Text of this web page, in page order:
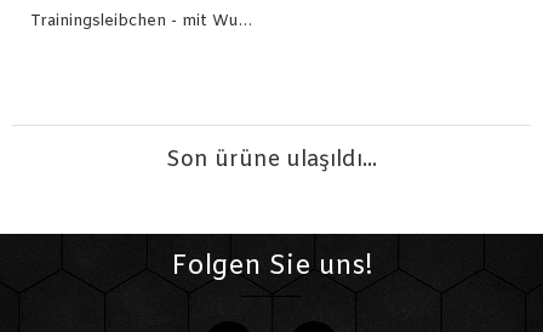
Trainingsleibchen - mit Wunschaufdruck
Son ürüne ulaşıldı...
Folgen Sie uns!